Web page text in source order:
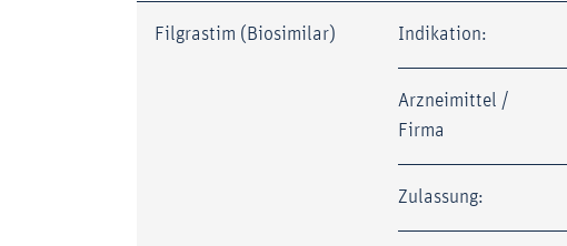
Filgrastim (Biosimilar) Indikation:
Arzneimittel /
Firma
Zulassung: